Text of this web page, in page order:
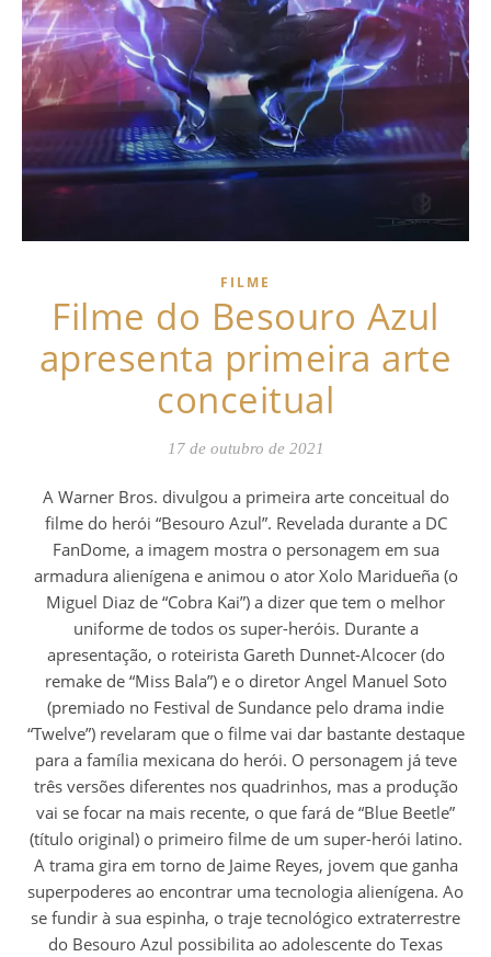
FILME
Filme do Besouro Azul
apresenta primeira arte
conceitual
17 de outubro de 2021
A Warner Bros. divulgou a primeira arte conceitual do
filme do herói “Besouro Azul”. Revelada durante a DC
FanDome, a imagem mostra o personagem em sua
armadura alienígena e animou o ator Xolo Maridueña (o
Miguel Diaz de “Cobra Kai”) a dizer que tem o melhor
uniforme de todos os super-heróis. Durante a
apresentação, o roteirista Gareth Dunnet-Alcocer (do
remake de “Miss Bala”) e o diretor Angel Manuel Soto
(premiado no Festival de Sundance pelo drama indie
“Twelve”) revelaram que o filme vai dar bastante destaque
para a família mexicana do herói. O personagem já teve
três versões diferentes nos quadrinhos, mas a produção
vai se focar na mais recente, o que fará de “Blue Beetle”
(título original) o primeiro filme de um super-herói latino.
A trama gira em torno de Jaime Reyes, jovem que ganha
superpoderes ao encontrar uma tecnologia alienígena. Ao
se fundir à sua espinha, o traje tecnológico extraterrestre
do Besouro Azul possibilita ao adolescente do Texas